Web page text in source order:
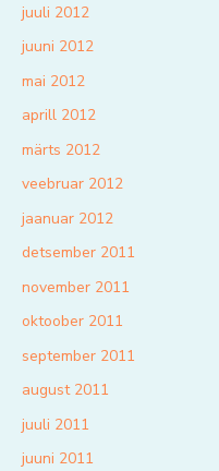
juuli 2012
juuni 2012
mai 2012
aprill 2012
märts 2012
veebruar 2012
jaanuar 2012
detsember 2011
november 2011
oktoober 2011
september 2011
august 2011
juuli 2011
juuni 2011